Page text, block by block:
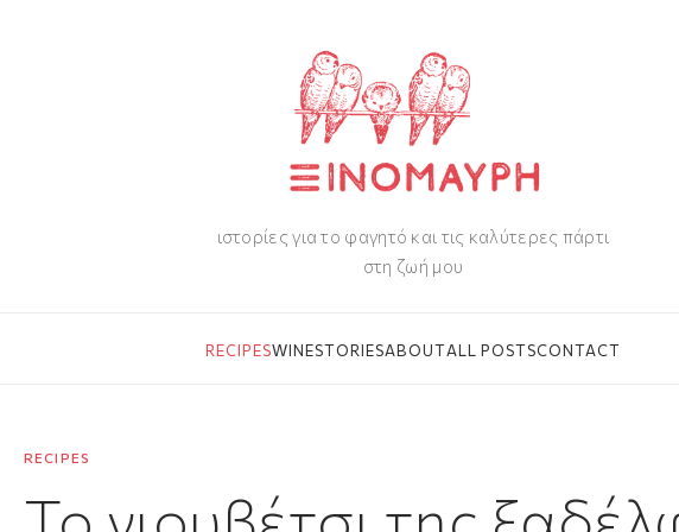
ιστορίες για το φαγητό και τις καλύτερες πάρτι
στη ζωή μου
RECIPESWINESTORIESABOUTALL POSTSCONTACT
RECIPES